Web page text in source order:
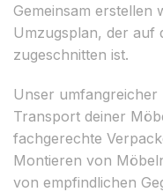
Gemeinsam erstellen
Umzugsplan, der auf
zugeschnitten ist.
Unser
Transport deiner
fachgerechte
Montieren von
von empfindlichen